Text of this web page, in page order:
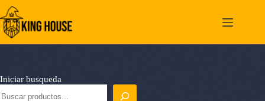
Saltar
al
contenido
Iniciar busqueda